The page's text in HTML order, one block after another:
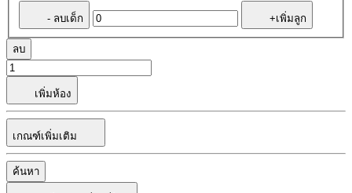
- ลบเด็ก +เพิ่มลูก
ลบ
เพิ่มห้อง
เกณฑ์เพิ่มเติม
ค้นหา